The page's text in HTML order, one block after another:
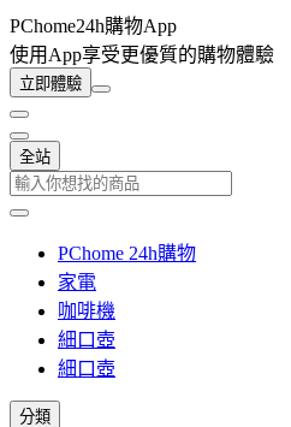
PChome24h購物App
使用App享受更優質的購物體驗
立即體驗
全站
PChome 24h購物
家電
咖啡機
細口壺
細口壺
分類